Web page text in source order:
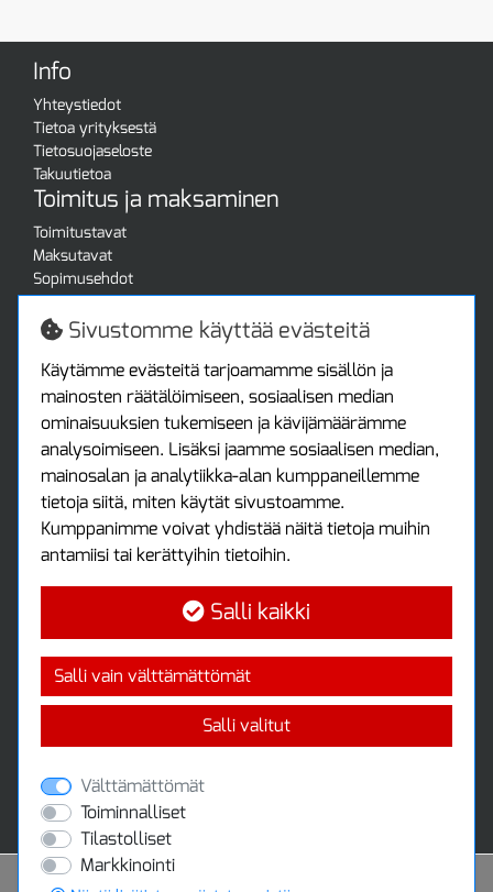
Info
Yhteystiedot
Tietoa yrityksestä
Tietosuojaseloste
Takuutietoa
Toimitus ja maksaminen
Toimitustavat
Maksutavat
Sopimusehdot
Turvallista ostamista
Jälleenmyyjille
Tax free / verovapaa myynti
Asiakastilini
Asiakastili
Luo tili
Kirjaudu sisään
Ota yhteyttä
Protools Oy
Tuottajankatu 13
Uutiskirje
Tilaa maksuton uutiskirjeemme
Sivustomme käyttää evästeitä
Käytämme evästeitä tarjoamamme sisällön ja
mainosten räätälöimiseen, sosiaalisen median
ominaisuuksien tukemiseen ja kävijämäärämme
analysoimiseen. Lisäksi jaamme sosiaalisen median,
mainosalan ja analytiikka-alan kumppaneillemme
tietoja siitä, miten käytät sivustoamme.
Kumppanimme voivat yhdistää näitä tietoja muihin
antamiisi tai kerättyihin tietoihin.
Salli kaikki
Salli vain välttämättömät
Salli valitut
Välttämättömät
Toiminnalliset
Tilastolliset
Markkinointi